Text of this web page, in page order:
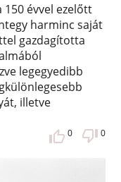
évvel ezelőtt
harminc saját
gazdagította
legegyedibb
illetve
0 0